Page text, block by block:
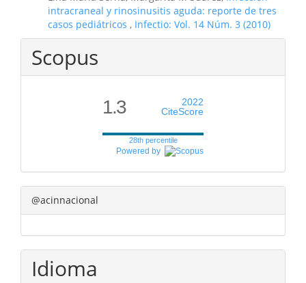
intracraneal y rinosinusitis aguda: reporte de tres
casos pediátricos , Infectio: Vol. 14 Núm. 3 (2010)
Scopus
1.3
2022
CiteScore
28th percentile
Powered by
@acinnacional
Idioma